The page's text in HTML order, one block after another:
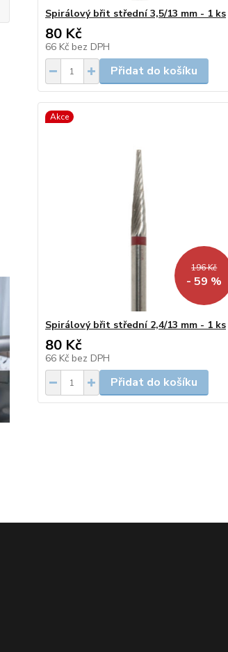
Spirálový břit střední 3,5/13 mm - 1 ks
80 Kč
66 Kč bez DPH
Přidat do košíku
Akce
196 Kč
- 59 %
Spirálový břit střední 2,4/13 mm - 1 ks
80 Kč
66 Kč bez DPH
Přidat do košíku